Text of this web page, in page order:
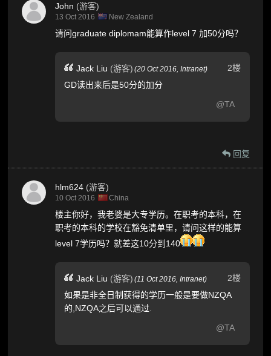
John (游客)
13 Oct 2016 New Zealand
请问graduate diplomam能算作level 7 加50分吗？
2楼
Jack Liu (游客) (20 Oct 2016,Intranet)
GD读出来后是50分的加分
@TA
回复
hlm624 (游客)
10 Oct 2016 China
楼主你好，我老婆是大专学历。在职考的本科，在
职考的本科的学校在豁免清单里，请问这样的能算
level 7学历吗？就差这10分到140
2楼
Jack Liu (游客) (11 Oct 2016,Intranet)
如果是非全日制获得的学历一般是要做NZQA
的,NZQA之后可以通过.
@TA